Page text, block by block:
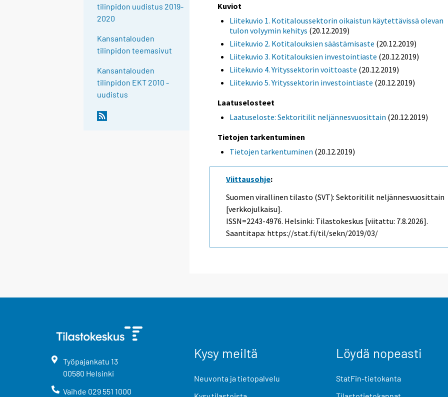
tilinpidon uudistus 2019-
2020
Kansantalouden
tilinpidon teemasivut
Kansantalouden
tilinpidon EKT 2010 -
uudistus
Kuviot
Liitekuvio 1. Kotitaloussektorin oikaistun käytettävissä olevan
tulon volyymin kehitys (20.12.2019)
Liitekuvio 2. Kotitalouksien säästämisaste (20.12.2019)
Liitekuvio 3. Kotitalouksien investointiaste (20.12.2019)
Liitekuvio 4. Yrityssektorin voittoaste (20.12.2019)
Liitekuvio 5. Yrityssektorin investointiaste (20.12.2019)
Laatuselosteet
Laatuseloste: Sektoritilit neljännesvuosittain (20.12.2019)
Tietojen tarkentuminen
Tietojen tarkentuminen (20.12.2019)
Viittausohje:
Suomen virallinen tilasto (SVT): Sektoritilit neljännesvuosittain
[verkkojulkaisu].
ISSN=2243-4976. Helsinki: Tilastokeskus [viitattu: 7.8.2026].
Saantitapa: https://stat.fi/til/sekn/2019/03/
Työpajankatu 13
00580 Helsinki
Vaihde 029 551 1000
Kysy meiltä
Neuvonta ja tietopalvelu
Löydä nopeasti
StatFin-tietokanta